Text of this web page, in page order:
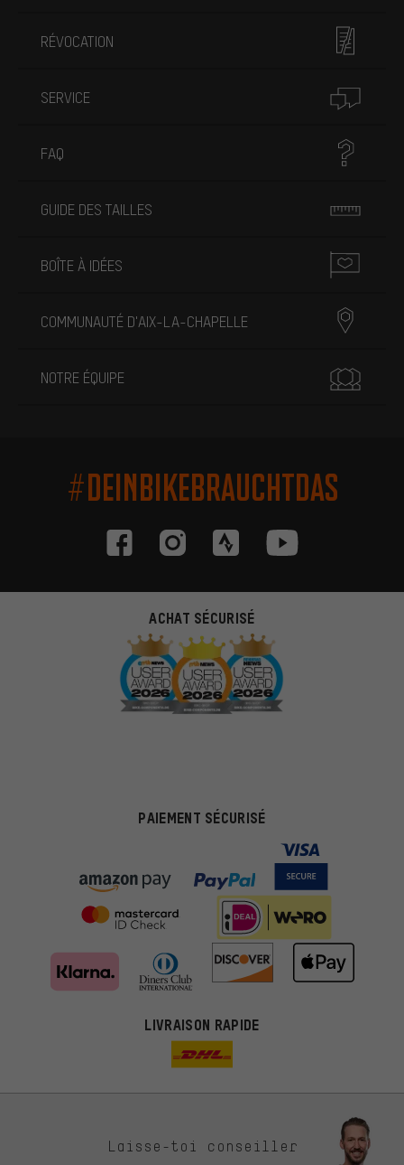
RÉVOCATION
SERVICE
FAQ
GUIDE DES TAILLES
BOÎTE À IDÉES
COMMUNAUTÉ D'AIX-LA-CHAPELLE
NOTRE ÉQUIPE
#DEINBIKEBRAUCHTDAS
ACHAT SÉCURISÉ
PAIEMENT SÉCURISÉ
LIVRAISON RAPIDE
Laisse-toi conseiller
Des offres plus adaptées